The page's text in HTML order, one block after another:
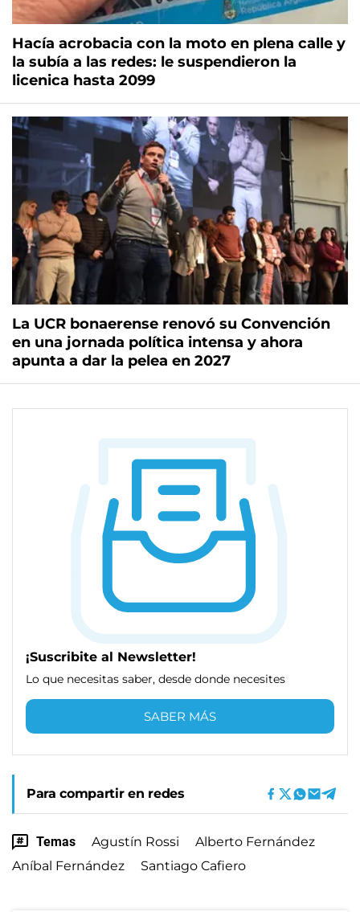
Hacía acrobacia con la moto en plena calle y
la subía a las redes: le suspendieron la
licenica hasta 2099
La UCR bonaerense renovó su Convención
en una jornada política intensa y ahora
apunta a dar la pelea en 2027
¡Suscribite al Newsletter!
Lo que necesitas saber, desde donde necesites
SABER MÁS
Para compartir en redes
Temas Agustín Rossi
Alberto Fernández
Aníbal Fernández
Santiago Cafiero